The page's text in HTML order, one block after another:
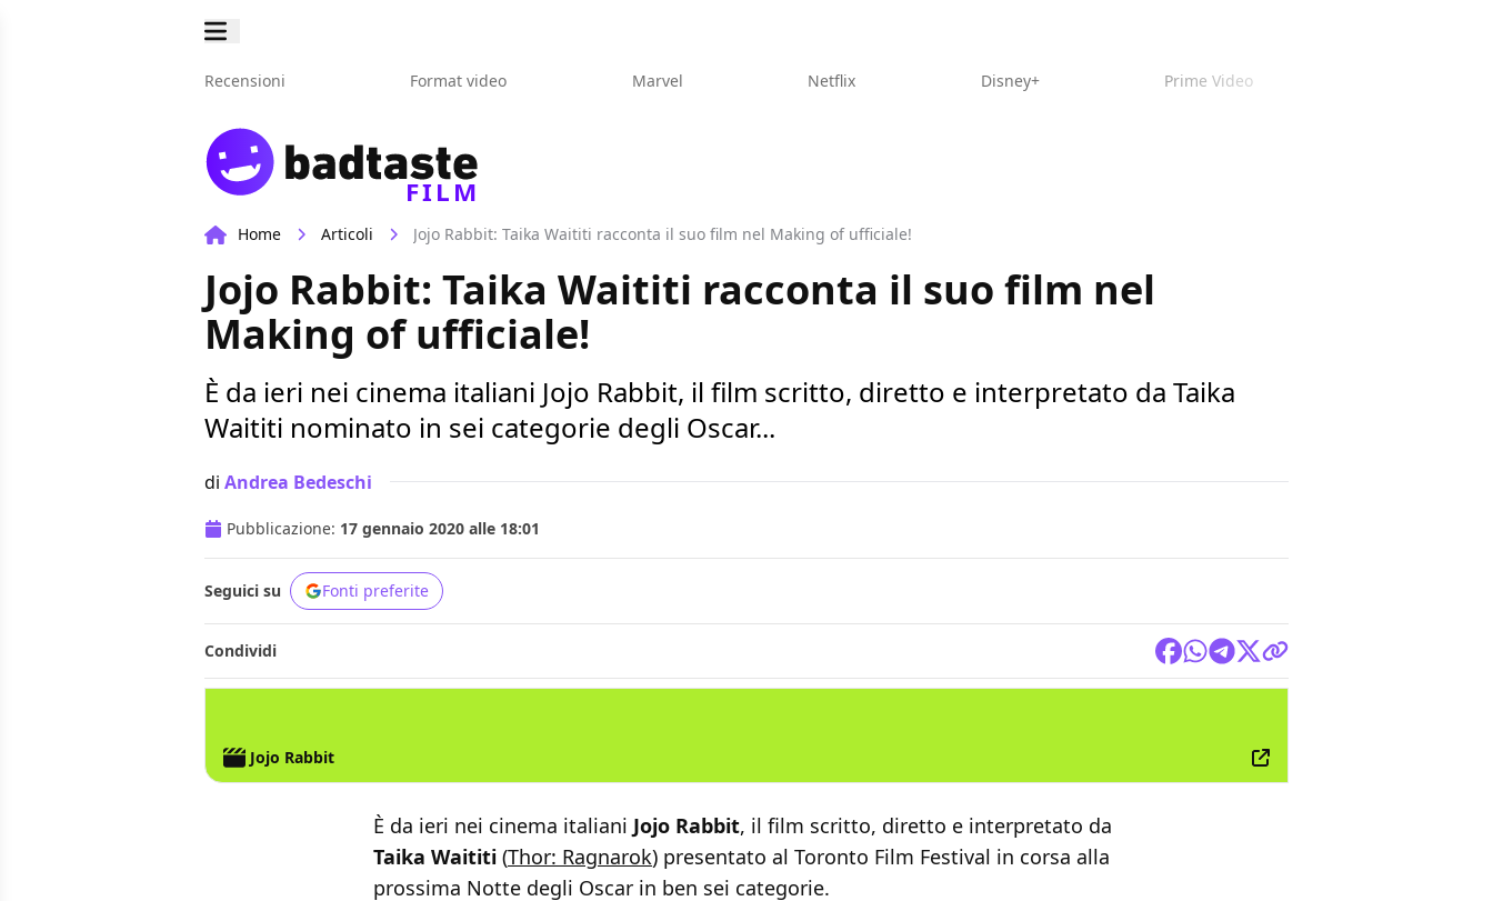
Recensioni Format video Marvel Netflix Disney+ Prime Video
FILM
Home Articoli Jojo Rabbit: Taika Waititi racconta il suo film nel Making of ufficiale!
Jojo Rabbit: Taika Waititi racconta il suo film nel
Making of ufficiale!
È da ieri nei cinema italiani Jojo Rabbit, il film scritto, diretto e interpretato da Taika
Waititi nominato in sei categorie degli Oscar...
di Andrea Bedeschi
Pubblicazione: 17 gennaio 2020 alle 18:01
Seguici su Fonti preferite
Condividi
Jojo Rabbit
È da ieri nei cinema italiani Jojo Rabbit, il film scritto, diretto e interpretato da
Taika Waititi (Thor: Ragnarok) presentato al Toronto Film Festival in corsa alla
prossima Notte degli Oscar in ben sei categorie.